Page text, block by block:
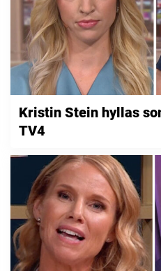
Kristin Stein hyllas
TV4